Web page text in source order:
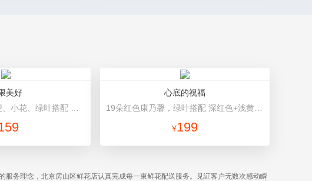
美好
心底的祝福
¥199
务理念，北京房山区鲜花店认真完成每一束鲜花配送服务。见证客户无数次感动瞬